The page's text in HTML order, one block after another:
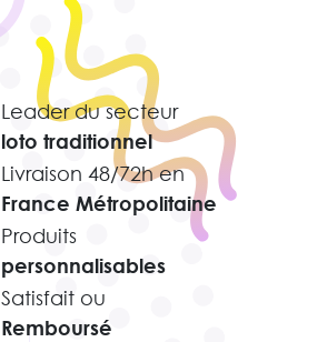
Leader du secteur
loto traditionnel
Livraison 48/72h en
France Métropolitaine
Produits
personnalisables
Satisfait ou
Remboursé